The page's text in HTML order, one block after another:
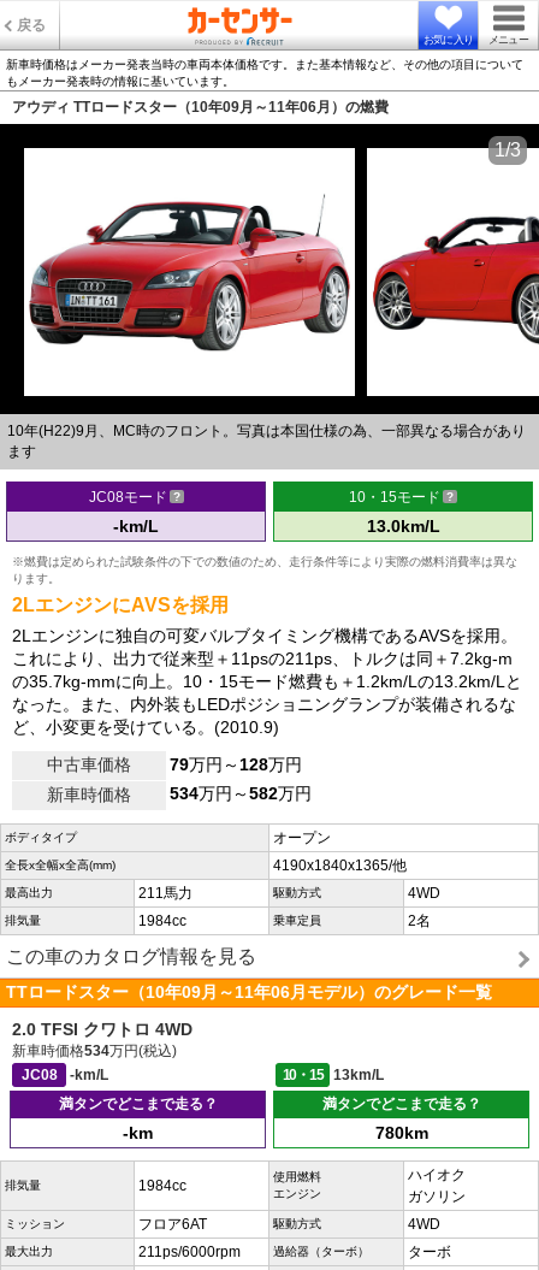
戻る
お気に入り メニュー
新車時価格はメーカー発表当時の車両本体価格です。また基本情報など、その他の項目について
もメーカー発表時の情報に基いています。
アウディ TTロードスター（10年09月～11年06月）の燃費
10年(H22)9月、MC時のフロント。写真は本国仕様の為、一部異なる場合があり
ます
1/3
JC08モード
-km/L
10・15モード
13.0km/L
※燃費は定められた試験条件の下での数値のため、走行条件等により実際の燃料消費率は異な
ります。
2LエンジンにAVSを採用
2Lエンジンに独自の可変バルブタイミング機構であるAVSを採用。
これにより、出力で従来型＋11psの211ps、トルクは同＋7.2kg-m
の35.7kg-mmに向上。10・15モード燃費も＋1.2km/Lの13.2km/Lと
なった。また、内外装もLEDポジショニングランプが装備されるな
ど、小変更を受けている。(2010.9)
中古車価格
79万円～128万円
新車時価格
534万円～582万円
ボディタイプ オープン
全長x全幅x全高(mm) 4190x1840x1365/他
最高出力 211馬力 駆動方式 4WD
排気量 1984cc 乗車定員 2名
この車のカタログ情報を見る
TTロードスター（10年09月～11年06月モデル）のグレード一覧
2.0 TFSI クワトロ 4WD
新車時価格534万円(税込)
JC08
-km/L 10・15
13km/L
満タンでどこまで走る？
-km
満タンでどこまで走る？
780km
排気量 1984cc
使用燃料
エンジン
ハイオク
ガソリン
ミッション フロア6AT 駆動方式 4WD
最大出力 211ps/6000rpm 過給器（ターボ） ターボ